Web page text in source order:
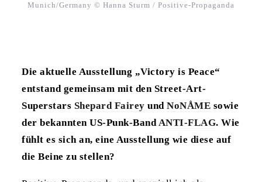
Munich/Germany © Hanna Sturm / Positive-Propaganda
Die aktuelle Ausstellung „Victory is Peace“
entstand gemeinsam mit den Street-Art-
Superstars Shepard Fairey undNoNÅME sowie
der bekannten US-Punk-BandANTI-FLAG. Wie
fühlt es sich an, eine Ausstellung wie diese auf
die Beine zu stellen?